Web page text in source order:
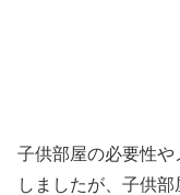
子供部屋の必要性
しましたが、子供